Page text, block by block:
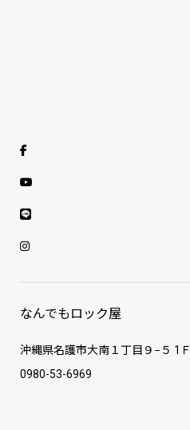
なんでもロック屋
沖縄県名護市大南１丁目９−５ 1Ｆ
0980-53-6969